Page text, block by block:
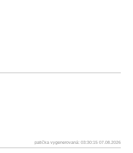
patička vygenerovaná: 03:30:15 07.08.2026